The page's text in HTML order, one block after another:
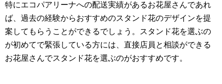
特にエコパアリーナへの配送実績があるお花屋さんであれ
ば、過去の経験からおすすめのスタンド花のデザインを提
案してもらうことができるでしょう。スタンド花を選ぶの
が初めてで緊張している方には、直接店員と相談ができる
お花屋さんでスタンド花を選ぶのがおすすめです。